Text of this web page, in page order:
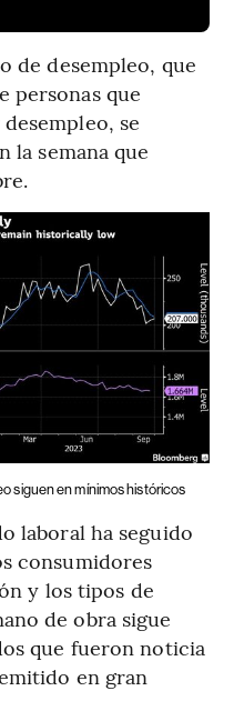
de desempleo, que
personas que
se
la semana que
siguen en mínimos históricos
laboral ha seguido
consumidores
y los tipos de
de obra sigue
que fueron noticia
en gran